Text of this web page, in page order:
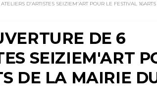
D'ARTISTES SEIZIEM'ART POUR LE FESTIVAL
DE 6
SEIZIEM'ART
DE LA MAIRIE